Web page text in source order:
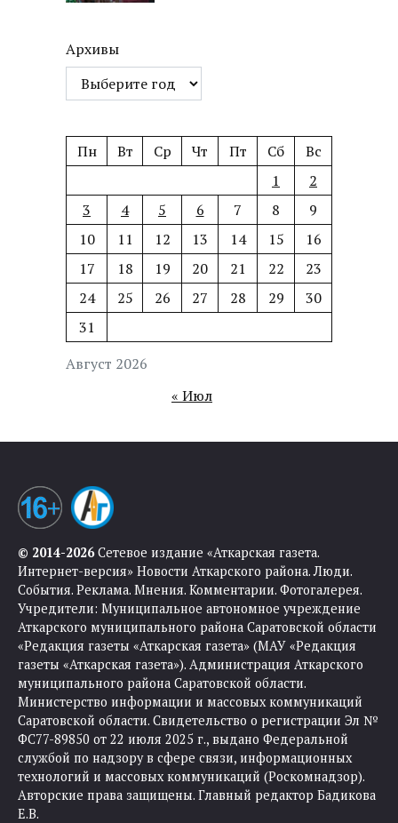
Архивы
Август 2026
Пн Вт Ср Чт Пт Сб
Вс
1
2
3
4 5 6 7 8
9
10
11 12 13 14 15
16
17
18 19 20 21 22
23
24
25 26 27 28 29
30
31
« Июл
© 2014-2026Сетевое издание «Аткарская газета.
Интернет-версия» Новости Аткарского района. Люди.
События. Реклама. Мнения. Комментарии. Фотогалерея.
Учредители: Муниципальное автономное учреждение
Аткарского муниципального района Саратовской области
«Редакция газеты «Аткарская газета» (МАУ «Редакция
газеты «Аткарская газета»). Администрация Аткарского
муниципального района Саратовской области.
Министерство информации и массовых коммуникаций
Саратовской области. Свидетельство о регистрации Эл №
ФС77-89850 от 22 июля 2025 г., выдано Федеральной
службой по надзору в сфере связи, информационных
технологий и массовых коммуникаций (Роскомнадзор).
Авторские права защищены. Главный редактор Бадикова
Е.В.